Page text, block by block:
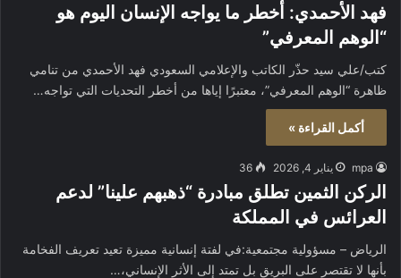
فهد الأحمدي: أخطر ما يواجه الإنسان اليوم هو
“الوهم المعرفي”
كتب/علي سيد حذّر الكاتب والإعلامي السعودي فهد الأحمدي من تنامي
ظاهرة “الوهم المعرفي”، معتبرًا إياها من أخطر التحديات التي تواجه…
أكمل القراءة »
mpa يناير 4, 2026 36
الركن الثمين تطلق مبادرة “ذهبهم علينا” لدعم
العرائس في المملكة
الرياض – مسؤولية مجتمعية:في لفتة إنسانية مميزة تعيد تعريف الفخامة
بأنها لا تقتصر على البريق بل تمتد إلى الأثر الإنساني،…